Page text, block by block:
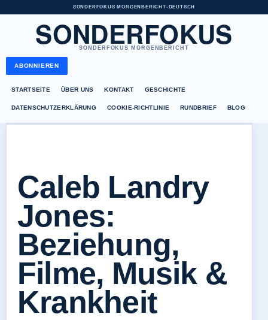
SONDERFOKUS MORGENBERICHT• DEUTSCH
SONDERFOKUS
SONDERFOKUS MORGENBERICHT
ABONNIEREN
STARTSEITE ÜBER UNS KONTAKT GESCHICHTE
DATENSCHUTZERKLÄRUNG COOKIE-RICHTLINIE RUNDBRIEF BLOG
Caleb Landry
Jones:
Beziehung,
Filme, Musik &
Krankheit